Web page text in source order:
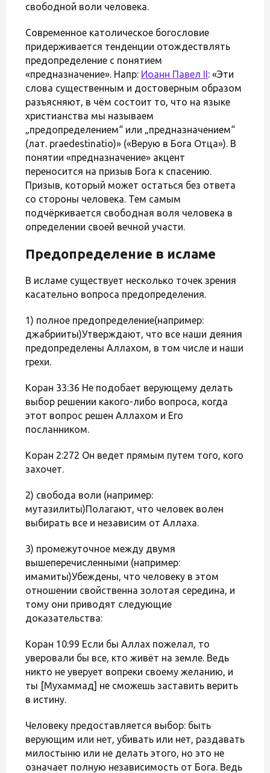
свободной воли человека.
Современное католическое богословие
придерживается тенденции отождествлять
предопределение с понятием
«предназначение». Напр: Иоанн Павел II: «Эти
слова существенным и достоверным образом
разъясняют, в чём состоит то, что на языке
христианства мы называем
„предопределением“ или „предназначением“
(лат. praedestinatio)» («Верую в Бога Отца»). В
понятии «предназначение» акцент
переносится на призыв Бога к спасению.
Призыв, который может остаться без ответа
со стороны человека. Тем самым
подчёркивается свободная воля человека в
определении своей вечной участи.
Предопределение в исламе
В исламе существует несколько точек зрения
касательно вопроса предопределения.
1) полное предопределение(например:
джабрииты)Утверждают, что все наши деяния
предопределены Аллахом, в том числе и наши
грехи.
Коран 33:36 Не подобает верующему делать
выбор решении какого-либо вопроса, когда
этот вопрос решен Аллахом и Его
посланником.
Коран 2:272 Он ведет прямым путем того, кого
захочет.
2) свобода воли (например:
мутазилиты)Полагают, что человек волен
выбирать все и независим от Аллаха.
3) промежуточное между двумя
вышеперечисленными (например:
имамиты)Убеждены, что человеку в этом
отношении свойственна золотая середина, и
тому они приводят следующие
доказательства:
Коран 10:99 Если бы Аллах пожелал, то
уверовали бы все, кто живёт на земле. Ведь
никто не уверует вопреки своему желанию, и
ты [Мухаммад] не сможешь заставить верить
в истину.
Человеку предоставляется выбор: быть
верующим или нет, убивать или нет, раздавать
милостыню или не делать этого, но это не
означает полную независимость от Бога. Ведь